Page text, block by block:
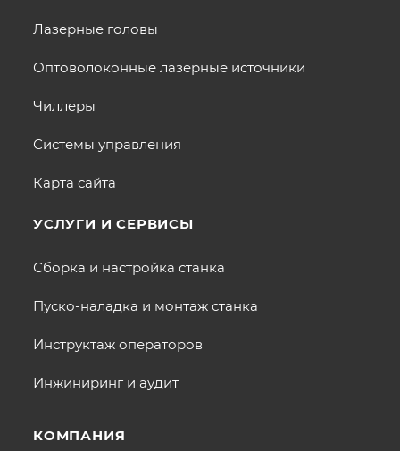
Лазерные головы
Оптоволоконные лазерные источники
Чиллеры
Системы управления
Карта сайта
УСЛУГИ И СЕРВИСЫ
Сборка и настройка станка
Пуско-наладка и монтаж станка
Инструктаж операторов
Инжиниринг и аудит
КОМПАНИЯ